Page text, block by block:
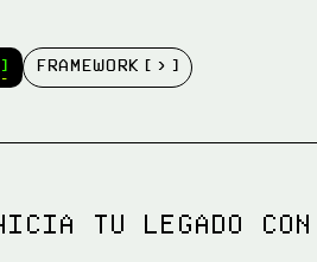
]
FRAMEWORK [ › ]
FRAMEWORK [ › ]
TU LEGADO CON